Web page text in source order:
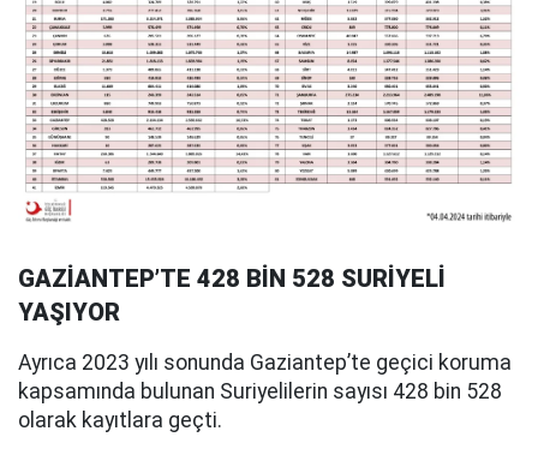
GAZİANTEP’TE 428 BİN 528 SURİYELİ
YAŞIYOR
Ayrıca 2023 yılı sonunda Gaziantep’te geçici koruma
kapsamında bulunan Suriyelilerin sayısı 428 bin 528
olarak kayıtlara geçti.